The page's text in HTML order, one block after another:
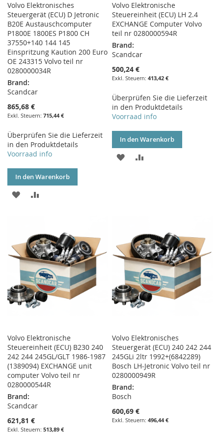
Volvo Elektronisches
Steuergerät (ECU) D Jetronic
B20E Austauschcomputer
P1800E 1800ES P1800 CH
37550+140 144 145
Einspritzung Kaution 200 Euro
OE 243315 Volvo teil nr
0280000034R
Brand:
Scandcar
865,68 €
715,44 €
Überprüfen Sie die Lieferzeit
in den Produktdetails
Voorraad info
In den Warenkorb
ZUR
Volvo Elektronische
Steuereinheit (ECU) LH 2.4
EXCHANGE Computer Volvo
teil nr 0280000594R
Brand:
Scandcar
500,24 €
413,42 €
Überprüfen Sie die Lieferzeit
in den Produktdetails
Voorraad info
In den Warenkorb
ZUR
Volvo Elektronische
Steuereinheit (ECU) B230 240
242 244 245GL/GLT 1986-1987
(1389094) EXCHANGE unit
computer Volvo teil nr
0280000544R
Brand:
Scandcar
621,81 €
513,89 €
Volvo Elektronisches
Steuergerät (ECU) 240 242 244
245GLi 2ltr 1992+(6842289)
Bosch LH-Jetronic Volvo teil nr
0280000949R
Brand:
Bosch
600,69 €
496,44 €